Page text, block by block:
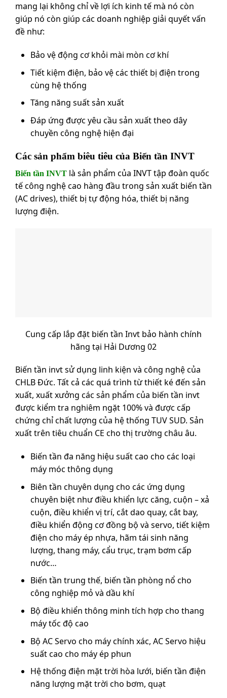
mang lại không chỉ về lợi ích kinh tế mà nó còn
giúp nó còn giúp các doanh nghiệp giải quyết vấn
đề như:
Bảo vệ động cơ khỏi mài mòn cơ khí
Tiết kiệm điện, bảo vệ các thiết bị điện trong
cùng hệ thống
Tăng năng suất sản xuất
Đáp ứng được yêu cầu sản xuất theo dây
chuyền công nghệ hiện đại
Các sản phẩm biêu tiêu của Biến tần INVT
Biến tần INVT là sản phẩm của INVT tập đoàn quốc
tế công nghệ cao hàng đầu trong sản xuất biến tần
(AC drives), thiết bị tự động hóa, thiết bị năng
lượng điện.
Cung cấp lắp đặt biến tần Invt bảo hành chính
hãng tại Hải Dương 02
Biến tần invt sử dụng linh kiện và công nghệ của
CHLB Đức. Tất cả các quá trình từ thiết ké đến sản
xuất, xuất xưởng các sản phẩm của biến tần invt
được kiểm tra nghiêm ngặt 100% và được cấp
chứng chỉ chất lượng của hệ thống TUV SUD. Sản
xuất trên tiêu chuẩn CE cho thị trường châu âu.
Biến tần đa năng hiệu suất cao cho các loại
máy móc thông dụng
Biên tần chuyên dụng cho các ứng dụng
chuyên biệt như điều khiển lực căng, cuộn – xả
cuộn, điều khiển vị trí, cắt dao quay, cắt bay,
điều khiển động cơ đồng bộ và servo, tiết kiệm
điện cho máy ép nhựa, hãm tái sinh năng
lượng, thang máy, cẩu trục, trạm bơm cấp
nước…
Biến tần trung thế, biến tần phòng nổ cho
công nghiệp mỏ và dầu khí
Bộ điều khiển thông minh tích hợp cho thang
máy tốc độ cao
Bộ AC Servo cho máy chính xác, AC Servo hiệu
suất cao cho máy ép phun
Hệ thống điện mặt trời hòa lưới, biến tần điện
năng lượng mặt trời cho bơm, quạt